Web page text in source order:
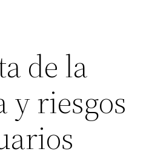
de la
y riesgos